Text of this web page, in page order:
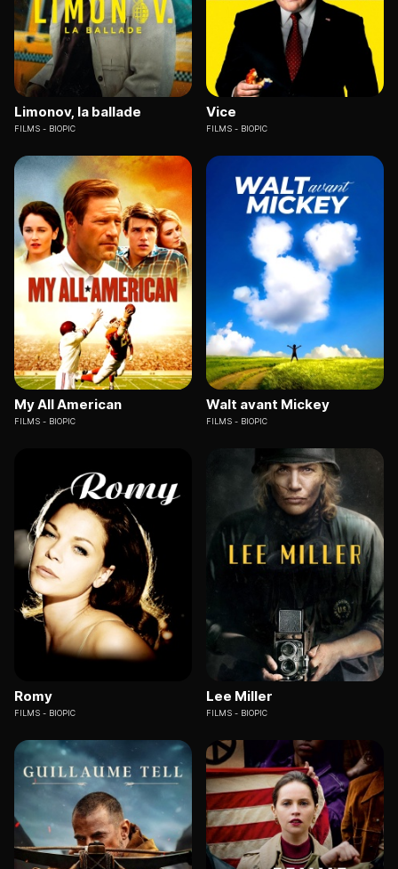
Limonov, la ballade
FILMS BIOPIC
Vice
FILMS BIOPIC
My All American
FILMS BIOPIC
Walt avant Mickey
FILMS BIOPIC
Romy
FILMS BIOPIC
Lee Miller
FILMS BIOPIC